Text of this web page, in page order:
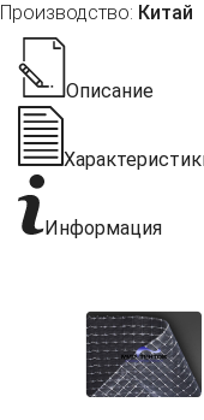
Производство: Китай
Описание
Информация